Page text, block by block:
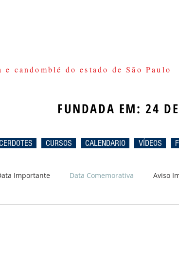
e candomblé do estado de São Paulo
FUNDADA EM: 24
CURSOS CALENDARIO VÍDEOS
Importante Data Comemorativa Aviso